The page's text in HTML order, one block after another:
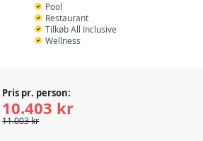
Pool
Restaurant
Tilkøb All Inclusive
Wellness
Pris pr. person:
10.403 kr
11.003 kr